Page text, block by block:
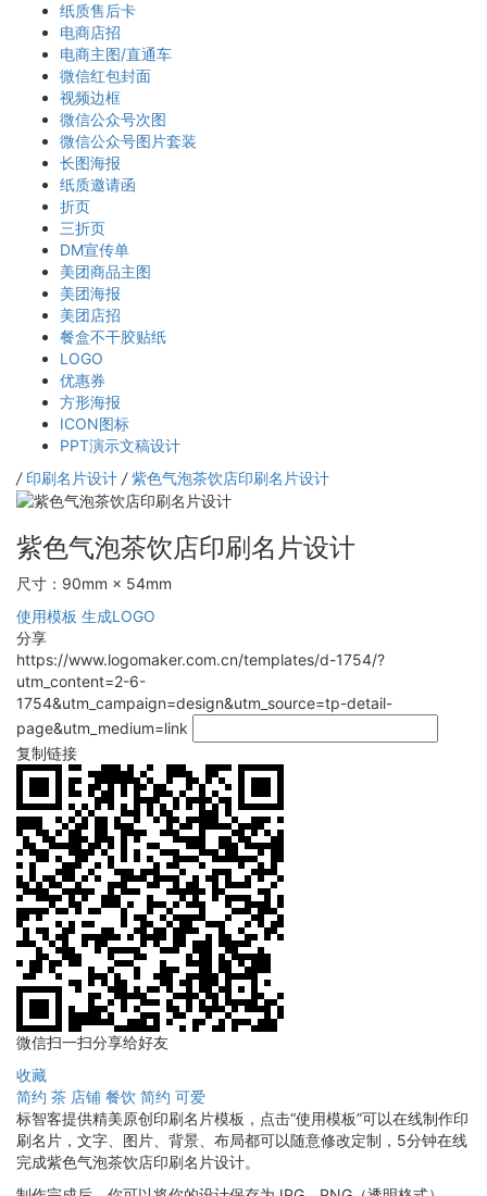
纸质售后卡
电商店招
电商主图/直通车
微信红包封面
视频边框
微信公众号次图
微信公众号图片套装
长图海报
纸质邀请函
折页
三折页
DM宣传单
美团商品主图
美团海报
美团店招
餐盒不干胶贴纸
LOGO
优惠券
方形海报
ICON图标
PPT演示文稿设计
/ 印刷名片设计 / 紫色气泡茶饮店印刷名片设计
紫色气泡茶饮店印刷名片设计
尺寸：90mm × 54mm
使用模板 生成LOGO
分享
https://www.logomaker.com.cn/templates/d-1754/?
utm_content=2-6-
1754&utm_campaign=design&utm_source=tp-detail-
page&utm_medium=link
复制链接
微信扫一扫分享给好友
收藏
简约 茶 店铺 餐饮 简约 可爱
标智客提供精美原创印刷名片模板，点击“使用模板”可以在线制作印
刷名片，文字、图片、背景、布局都可以随意修改定制，5分钟在线
完成紫色气泡茶饮店印刷名片设计。